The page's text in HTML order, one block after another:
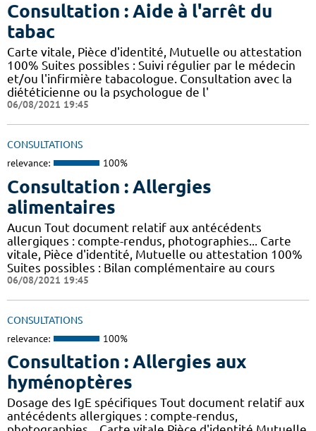
Consultation : Aide à l'arrêt du
tabac
Carte vitale, Pièce d'identité, Mutuelle ou attestation
100% Suites possibles : Suivi régulier par le médecin
et/ou l'infirmière tabacologue. Consultation avec la
diététicienne ou la psychologue de l'
06/08/2021 19:45
CONSULTATIONS
relevance: 100%
Consultation : Allergies
alimentaires
Aucun Tout document relatif aux antécédents
allergiques : compte-rendus, photographies... Carte
vitale, Pièce d'identité, Mutuelle ou attestation 100%
Suites possibles : Bilan complémentaire au cours
06/08/2021 19:45
CONSULTATIONS
relevance: 100%
Consultation : Allergies aux
hyménoptères
Dosage des IgE spécifiques Tout document relatif aux
antécédents allergiques : compte-rendus,